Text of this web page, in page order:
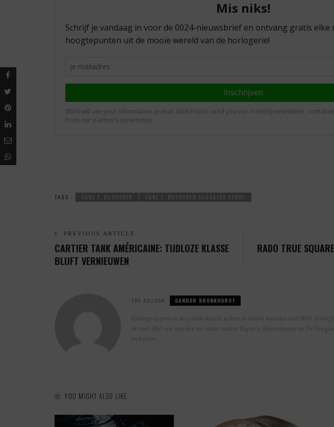
TAGS : CARL F. BUCHERER CARL F. BUCHERER SCUBATEC VERDE
PREVIOUS ARTICLE
CARTIER TANK AMÉRICAINE: TIJDLOZE KLASSE
BLIJFT VERNIEUWEN
RADO TRUE
THE AUTHOR GANDOR BRONKHORST
Horloge-expert en drijvende kracht achter de online kanalen van 0024.
de voet. Met een carrière bij onder andere Esquire, Monochrome en De
en buiten.
YOU MIGHT ALSO LIKE